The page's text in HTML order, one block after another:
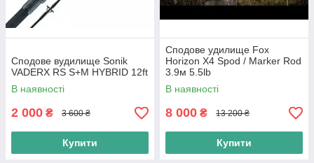
Сподове вудилище Sonik
VADERX RS S+M HYBRID 12ft
В наявності
2 000 ₴ 3 600 ₴
Купити
Сподове удилище Fox
Horizon X4 Spod / Marker Rod
3.9м 5.5lb
В наявності
8 000 ₴ 13 200 ₴
Купити